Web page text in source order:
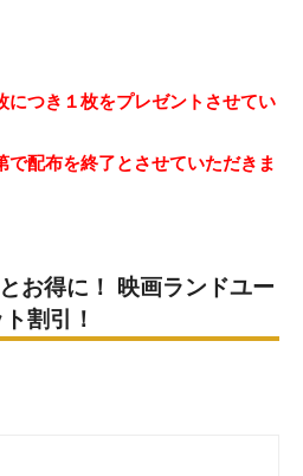
つき１枚をプレゼントさせてい
配布を終了とさせていただきま
お得に！ 映画ランドユー
割引！